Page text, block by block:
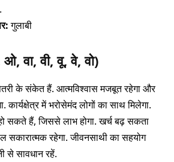
गुलाबी
वा, वी, वू, वे, वो)
के संकेत हैं. आत्मविश्वास मजबूत रहेगा और
में भरोसेमंद लोगों का साथ मिलेगा.
सकते हैं, जिससे लाभ होगा. खर्च बढ़ सकता
सकारात्मक रहेगा. जीवनसाथी का सहयोग
से सावधान रहें.